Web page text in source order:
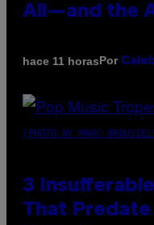
All—and the
hace 11 horasPor
(PHOTO BY MARC
3
That Predate